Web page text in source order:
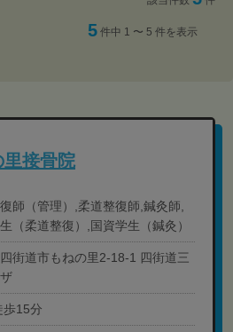
5 件中 1 〜 5 件を表示
里接骨院
師（管理）,柔道整復師,鍼灸師,
（柔道整復）,国資学生（鍼灸）
街道市もねの里2-18-1 四街道三
歩15分